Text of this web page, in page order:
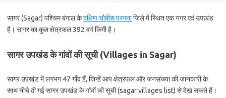
सागर (Sagar) पश्चिम बंगाल केदक्षिण चौबीस परगनाजिले में स्थित एक नगर एवं उपखंड
है। सागर का कुल क्षेत्रफल 392 वर्ग किमी है।
सागर उपखंड के गांवों की सूची (Villages in Sagar)
सागर उपखंड में लगभग 47 गाँव हैं, जिन्हें आप क्षेत्रफल और जनसंख्या की जानकारी के
साथ नीचे दी गई सागर उपखंड के गाँवों की सूची (sagar villages list) से देख सकते हैं।